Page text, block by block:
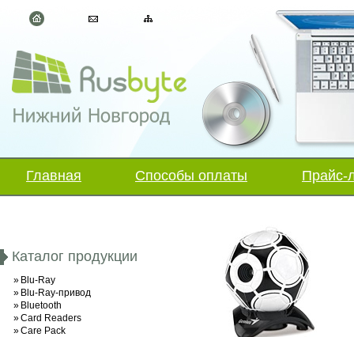
Главная Способы оплаты Прайс-
Каталог продукции
» Blu-Ray
» Blu-Ray-привод
» Bluetooth
»Card Readers
»Care Pack